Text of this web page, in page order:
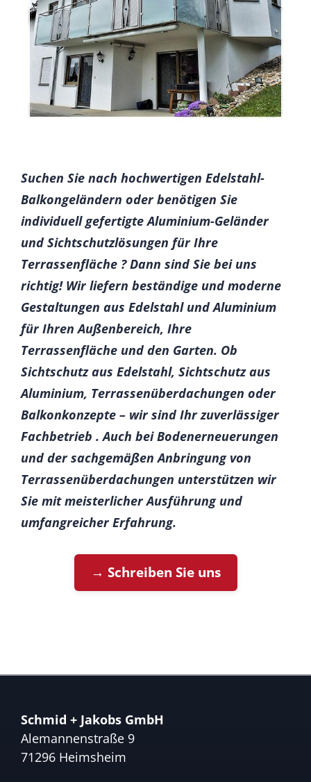
Suchen Sie nach hochwertigen Edelstahl-
Balkongeländern oder benötigen Sie
individuell gefertigte Aluminium-Geländer
und Sichtschutzlösungen für Ihre
Terrassenfläche ? Dann sind Sie bei uns
richtig! Wir liefern beständige und moderne
Gestaltungen aus Edelstahl und Aluminium
für Ihren Außenbereich, Ihre
Terrassenfläche und den Garten. Ob
Sichtschutz aus Edelstahl, Sichtschutz aus
Aluminium, Terrassenüberdachungen oder
Balkonkonzepte – wir sind Ihr zuverlässiger
Fachbetrieb . Auch bei Bodenerneuerungen
und der sachgemäßen Anbringung von
Terrassenüberdachungen unterstützen wir
Sie mit meisterlicher Ausführung und
umfangreicher Erfahrung.
→ Schreiben Sie uns
Schmid + Jakobs GmbH
Alemannenstraße 9
71296 Heimsheim